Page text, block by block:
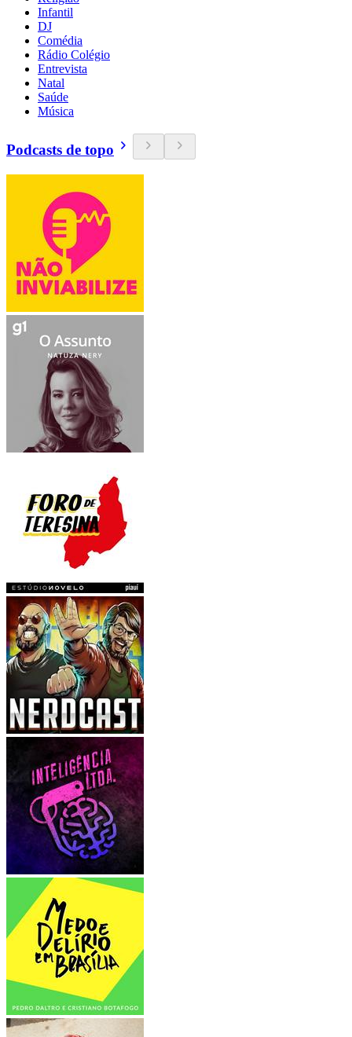
Infantil
DJ
Comédia
Rádio Colégio
Entrevista
Natal
Saúde
Música
Podcasts de topo